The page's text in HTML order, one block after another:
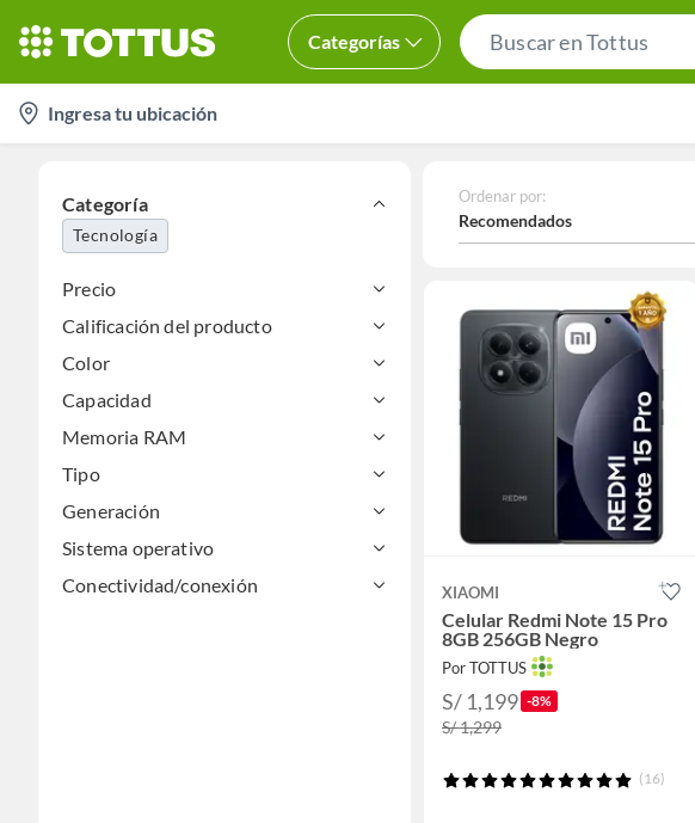
Categorías
location-
icon
Ingresa tu ubicación
Categoría
Tecnología
Precio
Calificación del producto
Color
Capacidad
Memoria RAM
Tipo
Generación
Sistema operativo
Conectividad/conexión
Ordenar por:
Recomendados
XIAOMI
Celular Redmi Note 15 Pro
8GB 256GB Negro
Por TOTTUS
S/ 1,199 -8%
S/ 1,299
(16)